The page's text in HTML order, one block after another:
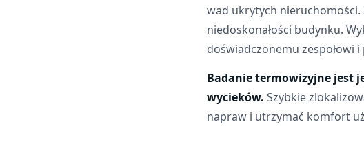
wad ukrytych nieruchomości.
niedoskonałości budynku.
doświadczonemu zespołowi
Badanie termowizyjne jest
wycieków. Szybkie
napraw i utrzymać komfort